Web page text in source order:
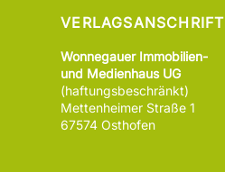
VERLAGSANSCHRIFT
Wonnegauer Immobilien-
und Medienhaus UG
(haftungsbeschränkt)
Mettenheimer Straße 1
67574 Osthofen